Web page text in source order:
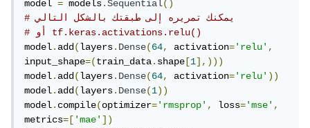
model = models.Sequential()
# يمكنك تمريره إلى طبقتك بالشكل التالي
# أو tf.keras.activations.relu()
model.add(layers.Dense(64, activation='relu',
input_shape=(train_data.shape [1],)))
model.add(layers.Dense(64, activation='relu'))
model.add(layers.Dense(1))
model.compile(optimizer='rmsprop', loss='mse',
metrics=['mae'])